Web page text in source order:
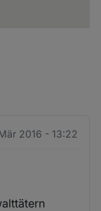
2016 - 13:22